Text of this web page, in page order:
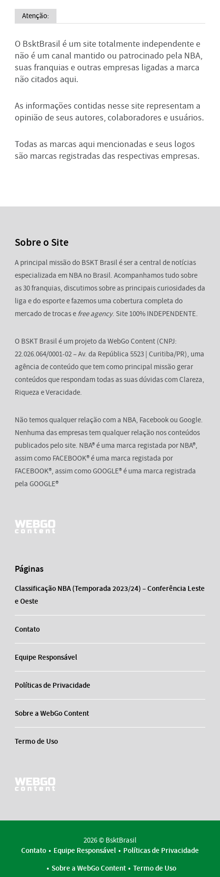
Atenção:
O BsktBrasil é um site totalmente independente e
não é um canal mantido ou patrocinado pela NBA,
suas franquias e outras empresas ligadas a marca
não citados aqui.
As informações contidas nesse site representam a
opinião de seus autores, colaboradores e usuários.
Todas as marcas aqui mencionadas e seus logos
são marcas registradas das respectivas empresas.
Sobre o Site
A principal missão do BSKT Brasil é ser a central de notícias
especializada em NBA no Brasil. Acompanhamos tudo sobre
as 30 franquias, discutimos sobre as principais curiosidades da
liga e do esporte e fazemos uma cobertura completa do
mercado de trocas e free agency. Site 100% INDEPENDENTE.
O BSKT Brasil é um projeto da WebGo Content (CNPJ:
22.026.064/0001-02 – Av. da República 5523 | Curitiba/PR), uma
agência de conteúdo que tem como principal missão gerar
conteúdos que respondam todas as suas dúvidas com Clareza,
Riqueza e Veracidade.
Não temos qualquer relação com a NBA, Facebook ou Google.
Nenhuma das empresas tem qualquer relação nos conteúdos
publicados pelo site. NBA® é uma marca registada por NBA®,
assim como FACEBOOK® é uma marca registada por
FACEBOOK®, assim como GOOGLE® é uma marca registrada
pela GOOGLE®
Páginas
Classificação NBA (Temporada 2023/24) – Conferência Leste
e Oeste
Contato
Equipe Responsável
Políticas de Privacidade
Sobre a WebGo Content
Termo de Uso
2026 © BsktBrasil
Contato
Equipe Responsável
Políticas de Privacidade
Sobre a WebGo Content
Termo de Uso